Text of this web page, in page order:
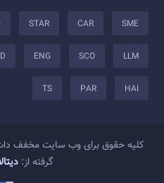
SME
CAR
STAR
LLM
SCO
ENG
HAI
PAR
TS
کلیه حقوق برای وب سایت مخفف
گرفته از: